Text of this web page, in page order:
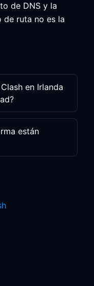
de DNS y la
de ruta no es la
en Irlanda
están